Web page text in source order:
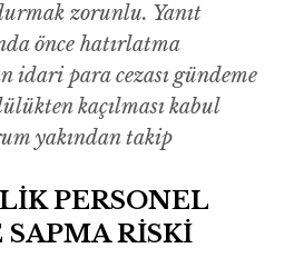
zorunlu. Yanıt
önce hatırlatma
idari para cezası gündeme
kaçılması kabul
yakından takip
PERSONEL
RİSKİ